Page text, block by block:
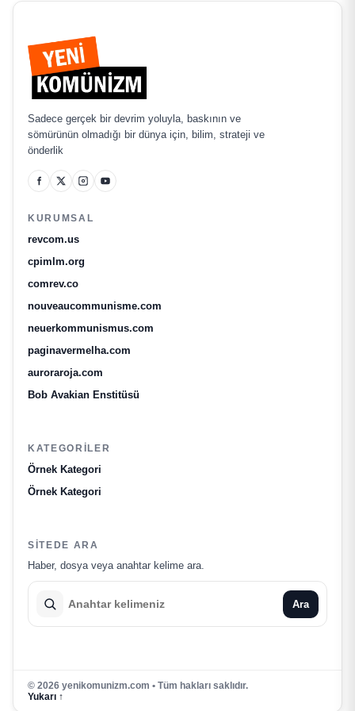
Sadece gerçek bir devrim yoluyla, baskının ve
sömürünün olmadığı bir dünya için, bilim, strateji ve
önderlik
KURUMSAL
revcom.us
cpimlm.org
comrev.co
nouveaucommunisme.com
neuerkommunismus.com
paginavermelha.com
auroraroja.com
Bob Avakian Enstitüsü
KATEGORILER
Örnek Kategori
Örnek Kategori
SITEDE ARA
Haber, dosya veya anahtar kelime ara.
Ara
© 2026 yenikomunizm.com • Tüm hakları saklıdır.
Yukarı ↑